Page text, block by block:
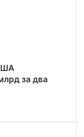
за два